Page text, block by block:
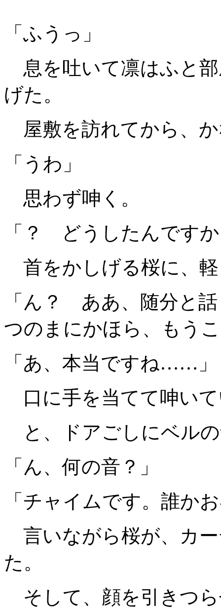
「ふうっ」
息を吐いて凛はふと
げた。
屋敷を訪れてから、
「うわ」
思わず呻く。
「？ どうしたんです
首をかしげる桜に、
「ん？ ああ、随分と
つのまにかほら、もう
「あ、本当ですね……」
口に手を当てて呻い
と、ドアごしにベル
「ん、何の音？」
「チャイムです。誰か
言いながら桜が、カ
た。
そして、顔を引きつ